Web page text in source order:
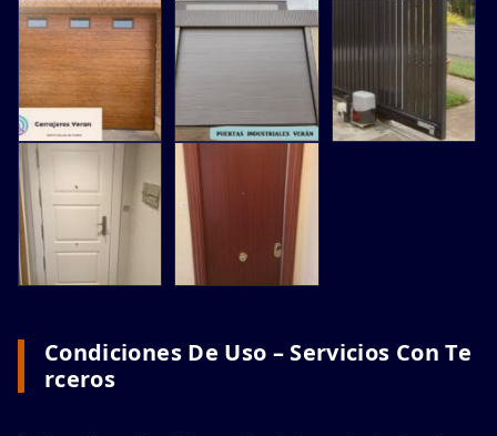
Condiciones De Uso – Servicios Con Te
Rceros